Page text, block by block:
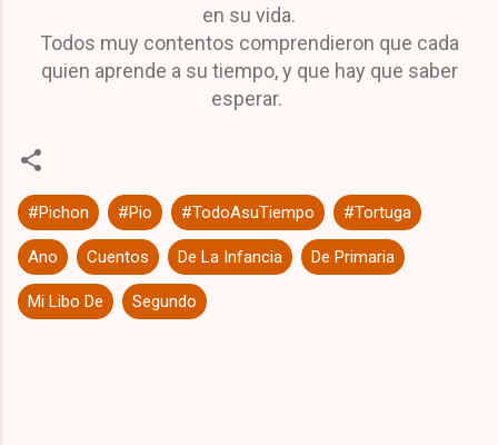
en su vida.
Todos muy contentos comprendieron que cada
quien aprende a su tiempo, y que hay que saber
esperar.
#Pichon #Pio #TodoAsuTiempo #Tortuga
Ano Cuentos De La Infancia De Primaria
Mi Libo De Segundo